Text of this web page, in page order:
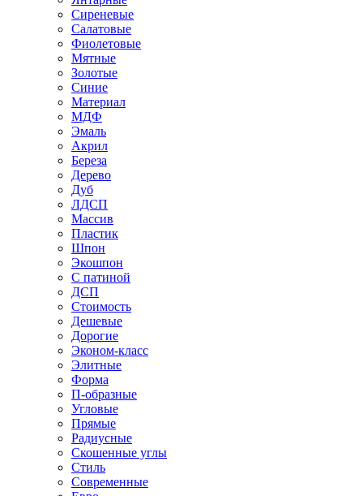
Сиреневые
Салатовые
Фиолетовые
Мятные
Золотые
Синие
Материал
МДФ
Эмаль
Акрил
Береза
Дерево
Дуб
ЛДСП
Массив
Пластик
Шпон
Экошпон
С патиной
ДСП
Стоимость
Дешевые
Дорогие
Эконом-класс
Элитные
Форма
П-образные
Угловые
Прямые
Радиусные
Скошенные углы
Стиль
Современные